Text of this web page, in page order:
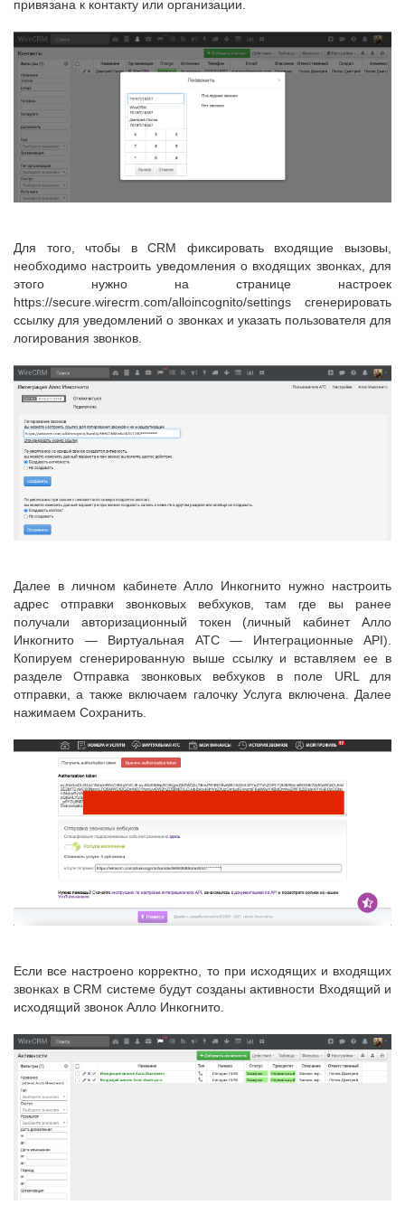
привязана к контакту или организации.
Для того, чтобы в CRM фиксировать входящие вызовы,
необходимо настроить уведомления о входящих звонках, для
этого нужно на странице настроек
https://secure.wirecrm.com/alloincognito/settings сгенерировать
ссылку для уведомлений о звонках и указать пользователя для
логирования звонков.
Далее в личном кабинете Алло Инкогнито нужно настроить
адрес отправки звонковых вебхуков, там где вы ранее
получали авторизационный токен (личный кабинет Алло
Инкогнито — Виртуальная АТС — Интеграционные API).
Копируем сгенерированную выше ссылку и вставляем ее в
разделе Отправка звонковых вебхуков в поле URL для
отправки, а также включаем галочку Услуга включена. Далее
нажимаем Сохранить.
Если все настроено корректно, то при исходящих и входящих
звонках в CRM системе будут созданы активности Входящий и
исходящий звонок Алло Инкогнито.